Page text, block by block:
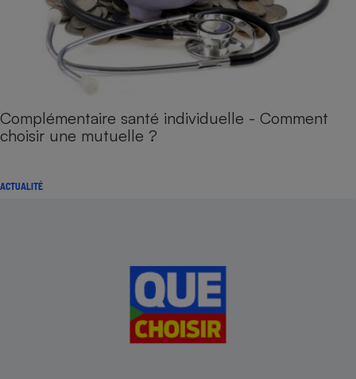
Complémentaire santé individuelle - Comment
choisir une mutuelle ?
ACTUALITÉ